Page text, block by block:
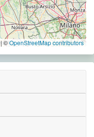
|©OpenStreetMap contributors